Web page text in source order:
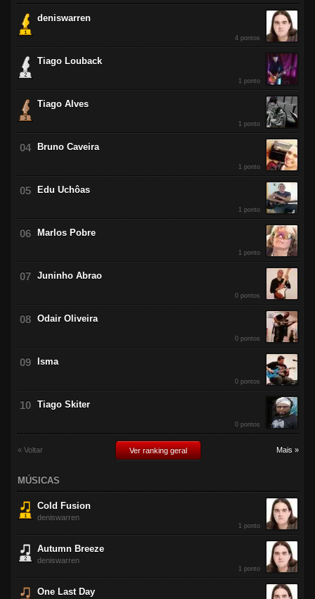
deniswarren
4 pontos
Tiago Louback
1 ponto
Tiago Alves
1 ponto
Bruno Caveira
1 ponto
Edu Uchôas
1 ponto
Marlos Pobre
1 ponto
Juninho Abrao
0 pontos
Odair Oliveira
0 pontos
Isma
0 pontos
Tiago Skiter
0 pontos
« Voltar Ver ranking geral Mais »
MÚSICAS
Cold Fusion
deniswarren
1 ponto
Autumn Breeze
deniswarren
1 ponto
One Last Day